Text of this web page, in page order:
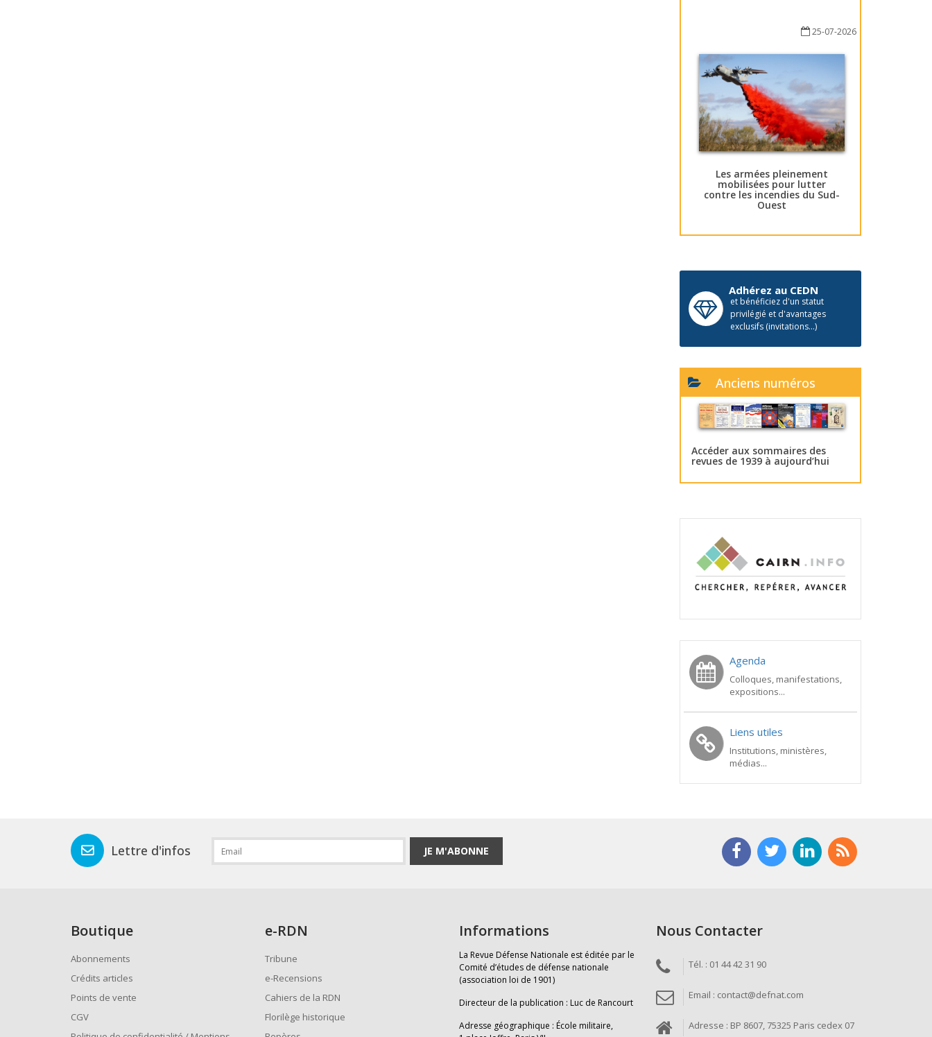
25-07-2026
Les armées pleinement
mobilisées pour lutter
contre les incendies du Sud-
Ouest
Adhérez au CEDN
et bénéficiez d'un statut
privilégié et d'avantages
exclusifs (invitations...)
Anciens numéros
Accéder aux sommaires des
revues de 1939 à aujourd’hui
Agenda
Colloques, manifestations,
expositions...
Liens utiles
Institutions, ministères,
médias...
Lettre d'infos JE M'ABONNE
Boutique
Abonnements
Crédits articles
Points de vente
CGV
e-RDN
Tribune
e-Recensions
Cahiers de la RDN
Florilège historique
Informations
La Revue Défense Nationale est éditée par le
Comité d’études de défense nationale
(association loi de 1901)
Directeur de la publication : Luc de Rancourt
Adresse géographique : École militaire,
Nous Contacter
Tél. : 01 44 42 31 90
Email : contact@defnat.com
Adresse : BP 8607, 75325 Paris cedex 07